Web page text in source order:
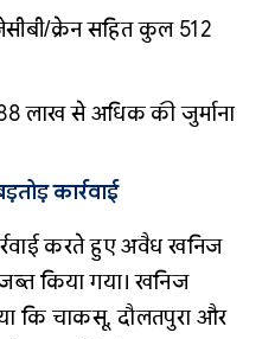
क्रेन सहित कुल 512
88 लाख से अधिक की जुर्माना
कार्रवाई
करते हुए अवैध खनिज
किया गया। खनिज
कि चाकसू, दौलतपुरा और